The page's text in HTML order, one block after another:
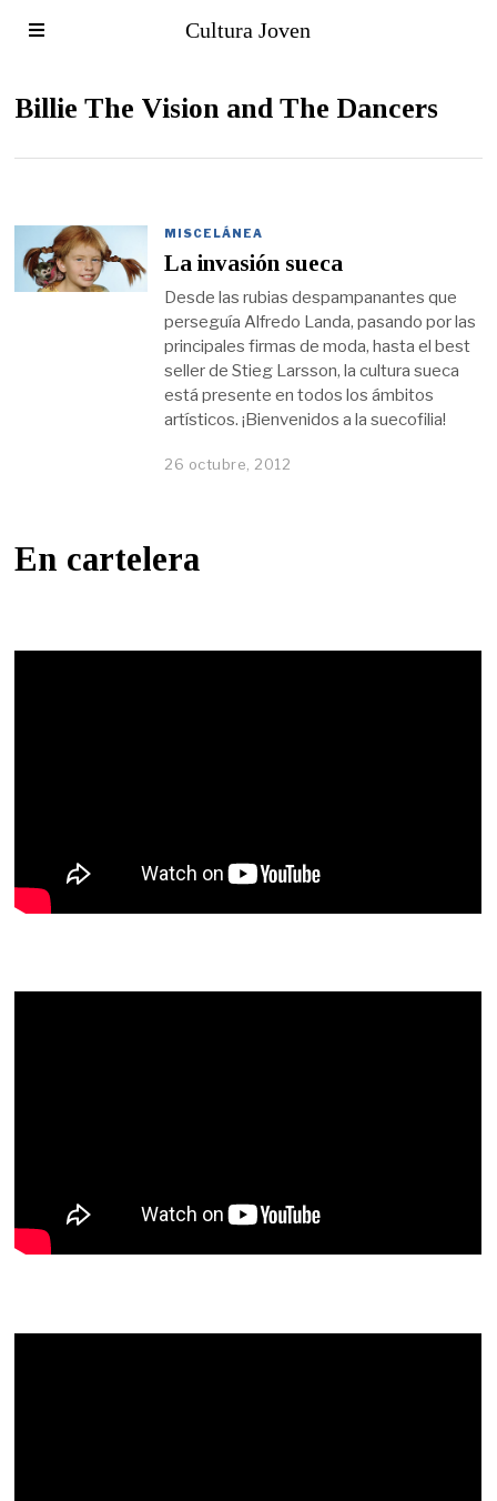
Cultura Joven
Billie The Vision and The Dancers
MISCELÁNEA
La invasión sueca
Desde las rubias despampanantes que
perseguía Alfredo Landa, pasando por las
principales firmas de moda, hasta el best
seller de Stieg Larsson, la cultura sueca
está presente en todos los ámbitos
artísticos. ¡Bienvenidos a la suecofilia!
26 octubre, 2012
En cartelera